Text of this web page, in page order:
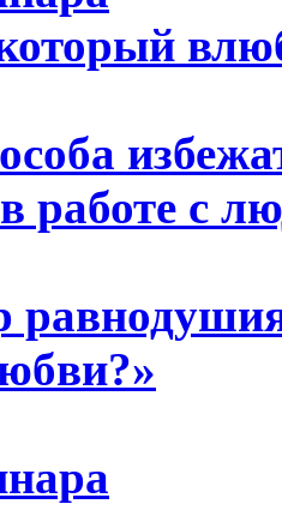
работе с